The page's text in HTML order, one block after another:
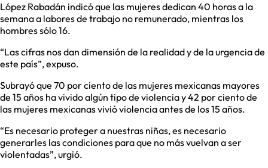
López Rabadán indicó que las mujeres dedican 40 horas a la
semana a labores de trabajo no remunerado, mientras los
hombres sólo 16.
“Las cifras nos dan dimensión de la realidad y de la urgencia de
este país”, expuso.
Subrayó que 70 por ciento de las mujeres mexicanas mayores
de 15 años ha vivido algún tipo de violencia y 42 por ciento de
las mujeres mexicanas vivió violencia antes de los 15 años.
“Es necesario proteger a nuestras niñas, es necesario
generarles las condiciones para que no más vuelvan a ser
violentadas”, urgió.